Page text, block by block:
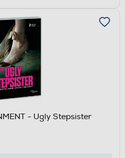
- Ugly Stepsister